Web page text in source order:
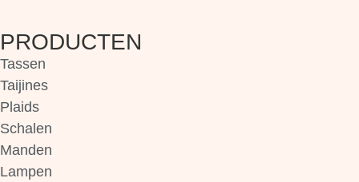
PRODUCTEN
Tassen
Taijines
Plaids
Schalen
Manden
Lampen